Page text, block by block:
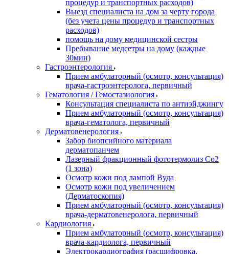
процедур и транспортных расходов)
Выезд специалиста на дом за черту города
(без учета цены процедур и транспортных
расходов)
помощь на дому медицинской сестры
Пребывание медсетры на дому (каждые
30мин)
Гастроэнтерология
Прием амбулаторный (осмотр, консультация)
врача-гастроэнтеролога, первичный
Гематология / Гемостазиология
Консультация специалиста по антиэйджингу
Прием амбулаторный (осмотр, консультация)
врача-гематолога, первичный
Дерматовенерология
Забор биопсийного материала
дерматопанчем
Лазерный фракционный фототермолиз Со2
(1 зона)
Осмотр кожи под лампой Вуда
Осмотр кожи под увеличением
(Дерматоскопия)
Прием амбулаторный (осмотр, консультация)
врача-дерматовенеролога, первичный
Кардиология
Прием амбулаторный (осмотр, консультация)
врача-кардиолога, первичный
Электрокардиография (расшифровка,